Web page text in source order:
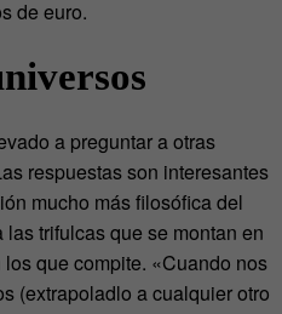
de euro.
a preguntar a otras
respuestas son interesantes
mucho más filosófica del
trifulcas que se montan en
que compite. «Cuando nos
(extrapoladlo a cualquier otro